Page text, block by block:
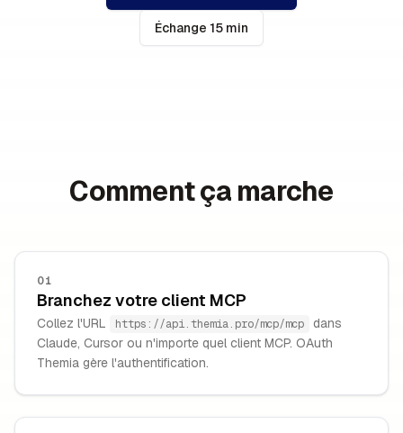
Échange 15 min
Comment ça marche
01
Branchez votre client MCP
Collez l'URL https://api.themia.pro/mcp/mcp
dans
Claude, Cursor ou n'importe quel client MCP. OAuth
Themia gère l'authentification.